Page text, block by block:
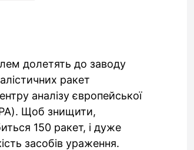
долетять до заводу
ракет
аналізу європейської
Щоб знищити,
150 ракет, і дуже
засобів ураження.